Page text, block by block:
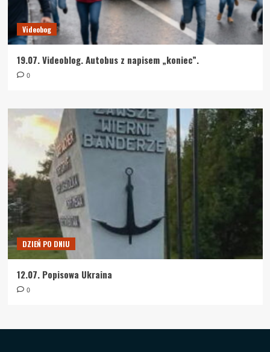
Videobog
19.07. Videoblog. Autobus z napisem „koniec”.
0
DZIEŃ PO DNIU
12.07. Popisowa Ukraina
0